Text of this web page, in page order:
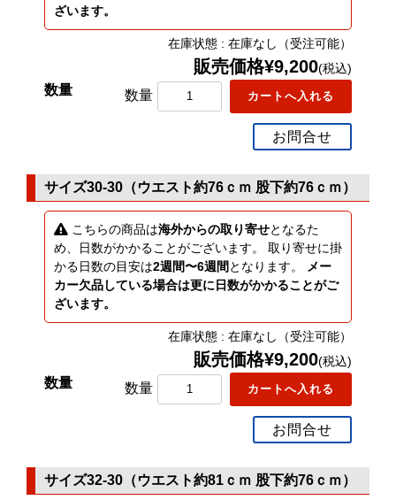
ざいます。
在庫状態 : 在庫なし（受注可能）
販売価格¥9,200(税込)
数量
お問合せ
サイズ30-30（ウエスト約76ｃｍ 股下約76ｃｍ）
こちらの商品は海外からの取り寄せとなるた
め、日数がかかることがございます。 取り寄せに掛
かる日数の目安は2週間〜6週間 となります。
メー
カー欠品している場合は更に日数がかかることがご
ざいます。
在庫状態 : 在庫なし（受注可能）
販売価格¥9,200(税込)
数量
お問合せ
サイズ32-30（ウエスト約81ｃｍ 股下約76ｃｍ）